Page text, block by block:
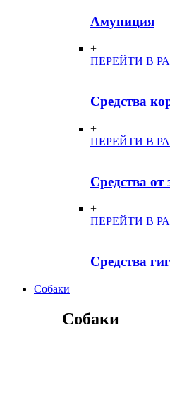
Амуниция
+
ПЕРЕЙТИ В
Средства
+
ПЕРЕЙТИ В
Средства от
+
ПЕРЕЙТИ В
Средства
Собаки
Собаки